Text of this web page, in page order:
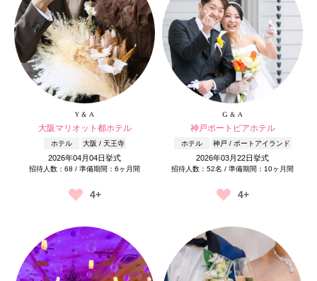
Y & A
大阪マリオット都ホテル
ホテル 大阪 / 天王寺
2026年04月04日挙式
招待人数：68 / 準備期間：6ヶ月間
4+
G & A
神戸ポートピアホテル
ホテル 神戸 / ポートアイランド
2026年03月22日挙式
招待人数：52名 / 準備期間：10ヶ月間
4+